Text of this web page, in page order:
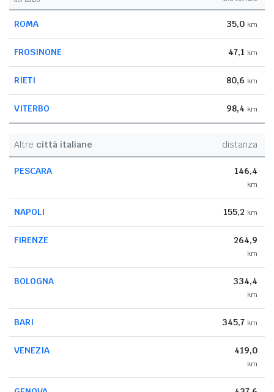
ROMA 35,0 km
FROSINONE 47,1 km
RIETI 80,6 km
VITERBO 98,4 km
Altre città italiane distanza
PESCARA 146,4
km
NAPOLI 155,2 km
FIRENZE 264,9
km
BOLOGNA 334,4
km
BARI 345,7 km
VENEZIA 419,0
km